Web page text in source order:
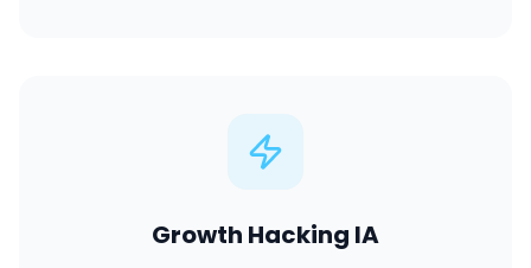
Growth Hacking IA